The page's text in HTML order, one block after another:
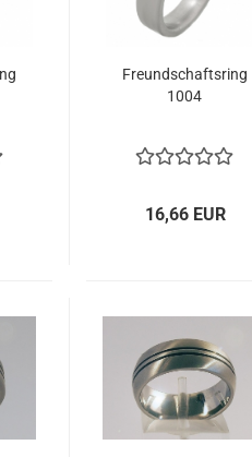
Freundschaftsring
1004
16,66 EUR